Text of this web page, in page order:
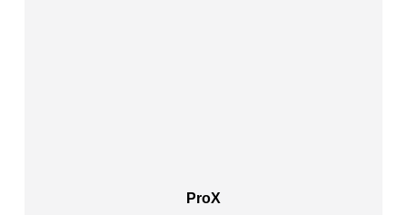
ProX